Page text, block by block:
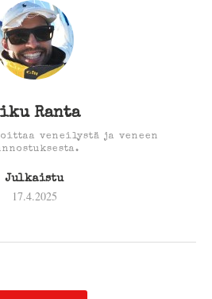
Ranta
veneilystä ja veneen
Julkaistu
17.4.2025